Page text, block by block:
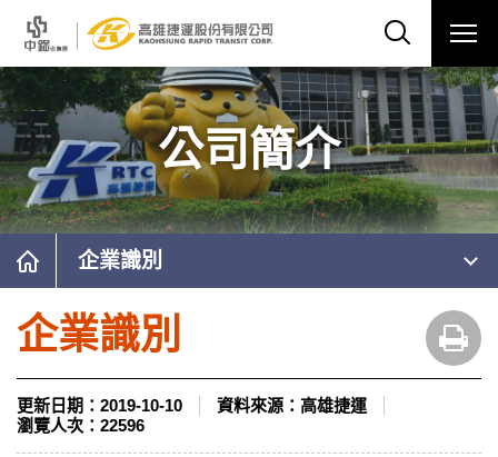
公司簡介
企業識別
企業識別
更新日期： 2019-10-10 資料來源： 高雄捷運
瀏覽人次： 22596